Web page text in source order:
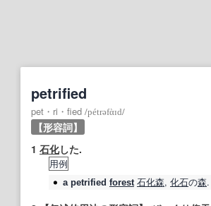
petrified
pet・ri・fied /pétrəfὰɪd/
【形容詞】
1 石化した.
用例
a petrified forest 石化森, 化石の森.